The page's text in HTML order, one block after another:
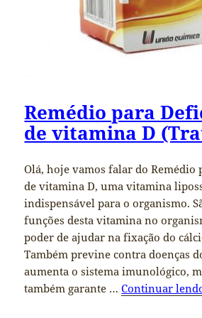
Remédio para
de vitamina D
Olá, hoje vamos falar do Remédio
de vitamina D, uma vitamina
indispensável para o organismo.
funções desta vitamina no
poder de ajudar na fixação do
Também previne contra doenças
aumenta o sistema imunológico,
também garante …Continuar